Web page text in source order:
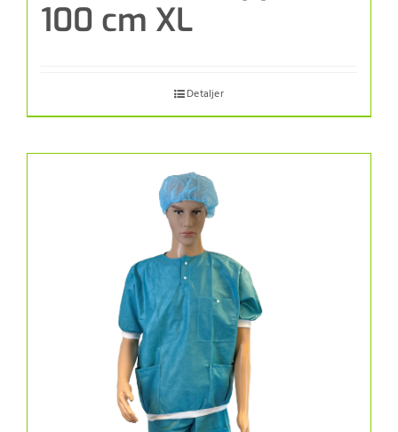
100 cm XL
Detaljer